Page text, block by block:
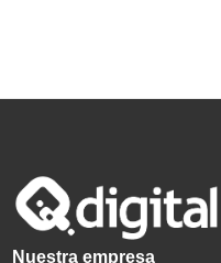
Nuestra empresa